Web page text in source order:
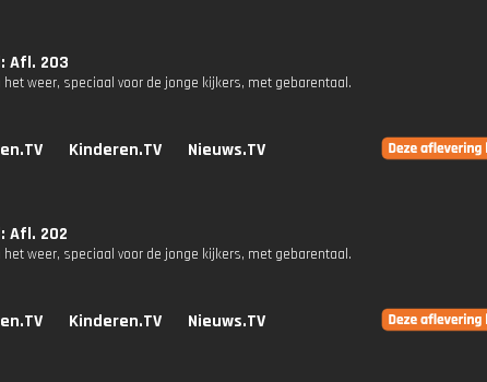
Afl. 203
weer, speciaal voor de jonge kijkers, met gebarentaal.
Kinderen.TV Nieuws.TV
Afl. 202
weer, speciaal voor de jonge kijkers, met gebarentaal.
Kinderen.TV Nieuws.TV